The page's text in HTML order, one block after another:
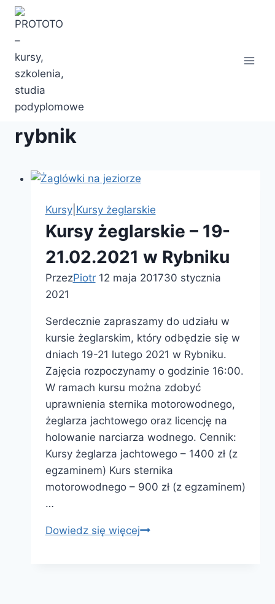
Przejdź
treści
rybnik
Kursy| Kursy żeglarskie
Kursy żeglarskie – 19-
21.02.2021 w Rybniku
PrzezPiotr 12 maja 201730 stycznia
2021
Serdecznie zapraszamy do udziału w
kursie żeglarskim, który odbędzie się w
dniach 19-21 lutego 2021 w Rybniku.
Zajęcia rozpoczynamy o godzinie 16:00.
W ramach kursu można zdobyć
uprawnienia sternika motorowodnego,
żeglarza jachtowego oraz licencję na
holowanie narciarza wodnego. Cennik:
Kursy żeglarza jachtowego – 1400 zł (z
egzaminem) Kurs sternika
motorowodnego – 900 zł (z egzaminem)
…
Dowiedz się więcejKursy